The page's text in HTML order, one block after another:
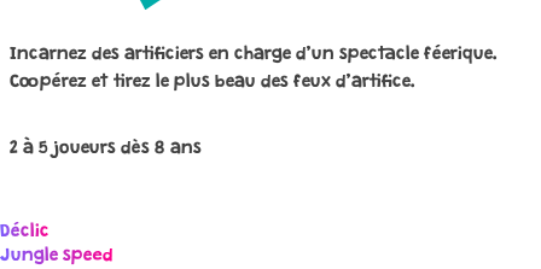
Incarnez des artificiers en charge d’un spectacle féerique.
Coopérez et tirez le plus beau des feux d’artifice.
2 à 5 joueurs dès 8 ans
Navigation
Déclic
Jungle speed